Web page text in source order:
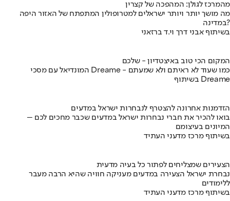
מהמרכז לגולן: המהפכה של קצרין
מה מושך יותר ויותר ישראלים למטרופולין המתפתח של האזור היפה
במדינה?
בשיתוף אבני דרך וי.ד ברזאני
המקום הכי טוב באיצטדיון - שלכם
המונדיאל עם מסכי Dreame - כמו שעוד לא ראיתם ולא שמעתם
בשיתוף Dreame
הזדמנות אחרונה להצטרף לנבחרות ישראל במדעים
בואו להכיר את חברי נבחרות ישראל במדעים שכבר מחכים לכם –
המיונים בעיצומם
בשיתוף מרכז מדעני העתיד
הצעירים שמצליחים לפתור כל בעיה מדעית
נבחרת ישראל הצעירה במדעים מעניקה חוויה שהיא הרבה מעבר
ללימודים
בשיתוף מרכז מדעני העתיד